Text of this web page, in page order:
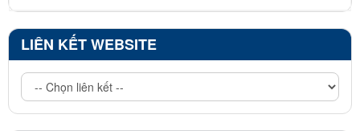
LIÊN KẾT WEBSITE